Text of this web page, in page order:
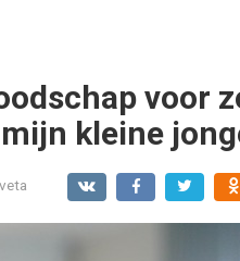
voor
kleine